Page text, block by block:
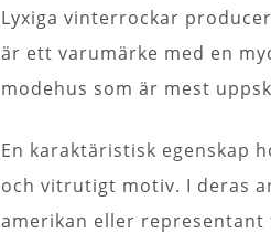
Lyxiga vinterrockar
är ett varumärke med en
modehus som är mest
En karaktäristisk egenskap
och vitrutigt motiv. I deras
amerikan eller